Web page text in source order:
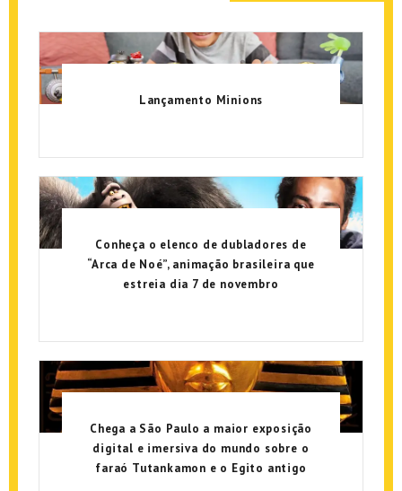
Lançamento Minions
Conheça o elenco de dubladores de
“Arca de Noé”, animação brasileira que
estreia dia 7 de novembro
Chega a São Paulo a maior exposição
digital e imersiva do mundo sobre o
faraó Tutankamon e o Egito antigo